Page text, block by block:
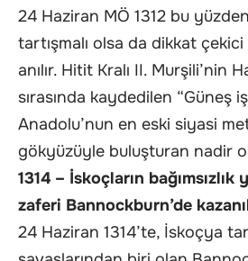
24 Haziran MÖ 1312 bu
tartışmalı olsa da dikkat
anılır. Hitit Kralı II. Murşili’nin
sırasında kaydedilen “Güneş
Anadolu’nun en eski siyasi
gökyüzüyle buluşturan nadir
1314 – İskoçların
zaferi Bannockburn’de
24 Haziran 1314’te, İskoçya